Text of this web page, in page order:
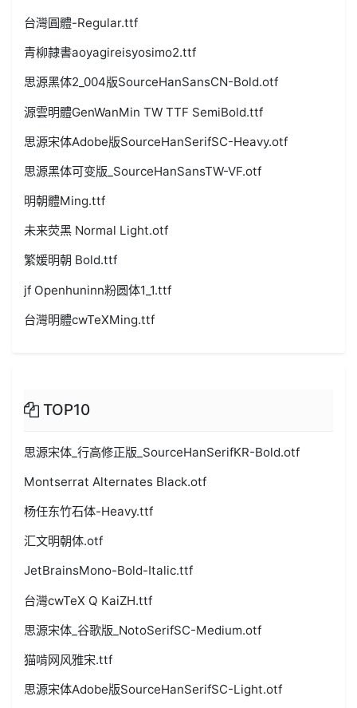
台灣圓體-Regular.ttf
青柳隷書aoyagireisyosimo2.ttf
思源黑体2_004版SourceHanSansCN-Bold.otf
源雲明體GenWanMin TW TTF SemiBold.ttf
思源宋体Adobe版SourceHanSerifSC-Heavy.otf
思源黑体可变版_SourceHanSansTW-VF.otf
明朝體Ming.ttf
未来荧黑 Normal Light.otf
繁媛明朝 Bold.ttf
jf Openhuninn粉圆体1_1.ttf
台灣明體cwTeXMing.ttf
TOP10
思源宋体_行高修正版_SourceHanSerifKR-Bold.otf
Montserrat Alternates Black.otf
杨任东竹石体-Heavy.ttf
汇文明朝体.otf
JetBrainsMono-Bold-Italic.ttf
台灣cwTeX Q KaiZH.ttf
思源宋体_谷歌版_NotoSerifSC-Medium.otf
猫啃网风雅宋.ttf
思源宋体Adobe版SourceHanSerifSC-Light.otf